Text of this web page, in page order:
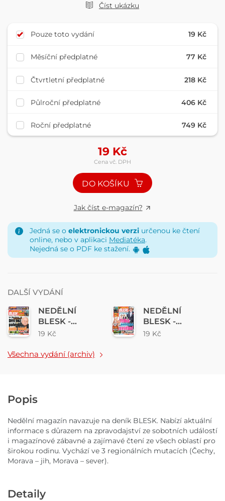
Číst ukázku
Pouze toto vydání 19 Kč
Měsíční předplatné 77 Kč
Čtvrtletní předplatné 218 Kč
Půlroční předplatné 406 Kč
Roční předplatné 749 Kč
19 Kč
Cena vč. DPH
DO KOŠÍKU
Jak číst e-magazín?
Jedná se o elektronickou verzi určenou ke čtení
online, nebo v aplikaci Mediatéka.
Nejedná se o PDF ke stažení.
DALŠÍ VYDÁNÍ
NEDĚLNÍ
BLESK -
02.08.2026
19 Kč
NEDĚLNÍ
BLESK -
26.07.2026
19 Kč
Všechna vydání (archiv)
Popis
Nedělní magazín navazuje na deník BLESK. Nabízí aktuální
informace s důrazem na zpravodajství ze sobotních událostí
i magazínové zábavné a zajímavé čtení ze všech oblastí pro
širokou rodinu. Vychází ve 3 regionálních mutacích (Čechy,
Morava – jih, Morava – sever).
Detaily